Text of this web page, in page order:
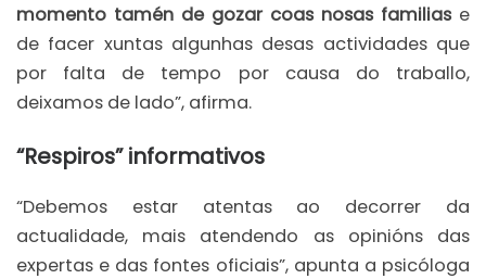
momento tamén de gozar coas nosas familias e
de facer xuntas algunhas desas actividades que
por falta de tempo por causa do traballo,
deixamos de lado”, afirma.
“Respiros” informativos
“Debemos estar atentas ao decorrer da
actualidade, mais atendendo as opinións das
expertas e das fontes oficiais”, apunta a psicóloga